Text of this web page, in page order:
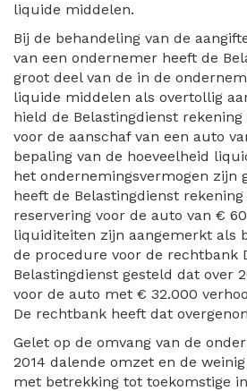
liquide middelen.
Bij de behandeling van de
van een ondernemer heeft de
groot deel van de in de
liquide middelen als overtollig
hield de Belastingdienst
voor de aanschaf van een auto
bepaling van de hoeveelheid
het ondernemingsvermogen zijn
heeft de Belastingdienst
reservering voor de auto van €
liquiditeiten zijn aangemerkt als
de procedure voor de rechtbank
Belastingdienst gesteld dat over
voor de auto met € 32.000
De rechtbank heeft dat
Gelet op de omvang van de
2014 dalende omzet en de
met betrekking tot toekomstige